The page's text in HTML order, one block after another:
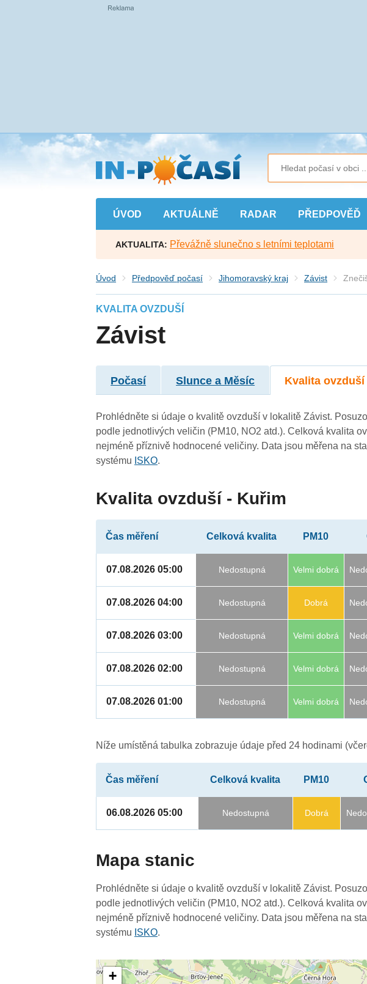
Přejít
na
hlavní
obsah
ÚVOD AKTUÁLNĚ RADAR PŘEDPOVĚĎ
AKTUALITA: Převážně slunečno s letními teplotami
Úvod Předpověď počasí Jihomoravský kraj Závist
KVALITA OVZDUŠÍ
Závist
Počasí Slunce a Měsíc Kvalita ovzduší
Prohlédněte si údaje o kvalitě ovzduší v lokalitě Závist.
podle jednotlivých veličin (PM10, NO2 atd.). Celková kvalita
nejméně příznivě hodnocené veličiny. Data jsou měřena na
systému ISKO.
Kvalita ovzduší - Kuřim
Čas měření Celková kvalita PM10
07.08.2026 05:00 Nedostupná Velmi dobrá
07.08.2026 04:00 Nedostupná Dobrá
07.08.2026 03:00 Nedostupná Velmi dobrá
07.08.2026 02:00 Nedostupná Velmi dobrá
07.08.2026 01:00 Nedostupná Velmi dobrá
Níže umístěná tabulka zobrazuje údaje před 24 hodinami
Čas měření Celková kvalita PM10
06.08.2026 05:00 Nedostupná Dobrá
Mapa stanic
Prohlédněte si údaje o kvalitě ovzduší v lokalitě Závist.
podle jednotlivých veličin (PM10, NO2 atd.). Celková kvalita
nejméně příznivě hodnocené veličiny. Data jsou měřena na
systému ISKO.
+